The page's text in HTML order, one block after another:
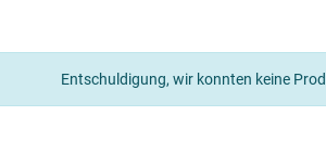
Entschuldigung, wir konnten keine